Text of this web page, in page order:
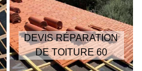
DEVIS RÉPARATION
DE TOITURE 60